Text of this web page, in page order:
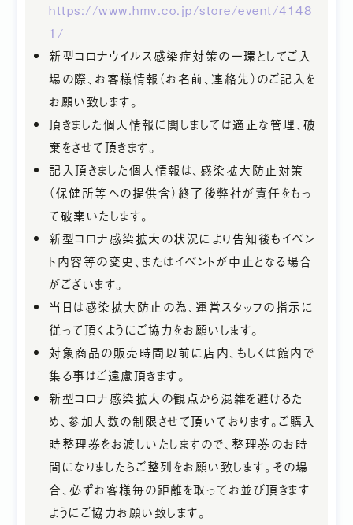
https://www.hmv.co.jp/store/event/4148
1/
新型コロナウイルス感染症対策の一環としてご入
場の際、お客様情報（お名前、連絡先）のご記入を
お願い致します。
頂きました個人情報に関しましては適正な管理、破
棄をさせて頂きます。
記入頂きました個人情報は、感染拡大防止対策
（保健所等への提供含）終了後弊社が責任をもっ
て破棄いたします。
新型コロナ感染拡大の状況により告知後もイベン
ト内容等の変更、またはイベントが中止となる場合
がございます。
当日は感染拡大防止の為、運営スタッフの指示に
従って頂くようにご協力をお願いします。
対象商品の販売時間以前に店内、もしくは館内で
集る事はご遠慮頂きます。
新型コロナ感染拡大の観点から混雑を避けるた
め、参加人数の制限させて頂いております。ご購入
時整理券をお渡しいたしますので、整理券のお時
間になりましたらご整列をお願い致します。その場
合、必ずお客様毎の距離を取ってお並び頂きます
ようにご協力お願い致します。